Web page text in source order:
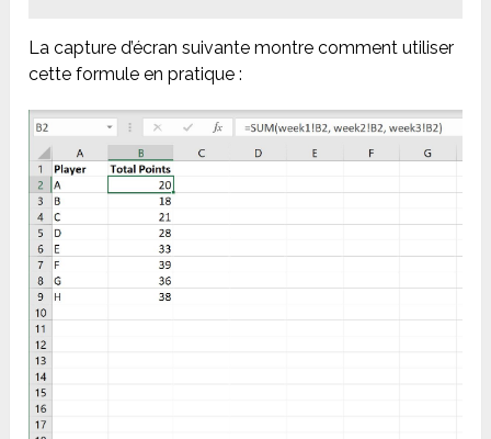
La capture d’écran suivante montre comment utiliser
cette formule en pratique :